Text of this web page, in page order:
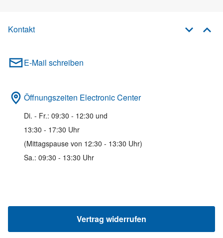
Kontakt
E-Mail schreiben
Öffnungszeiten Electronic Center
Di. - Fr.: 09:30 - 12:30 und
13:30 - 17:30 Uhr
(Mittagspause von 12:30 - 13:30 Uhr)
Sa.: 09:30 - 13:30 Uhr
Vertrag widerrufen